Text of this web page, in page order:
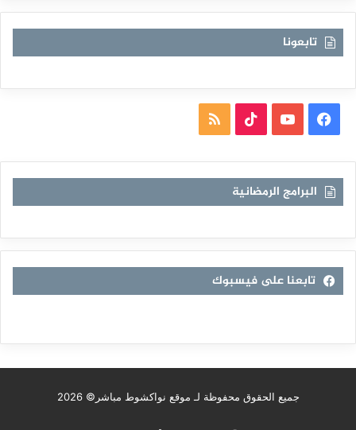
تابعونا
فيسبوكيوتيوب TikTokملخص
RSS
البرامج الرمضانية
تابعنا على فيسبوك
جميع الحقوق محفوظة لـ موقع نواكشوط مباشر© 2026